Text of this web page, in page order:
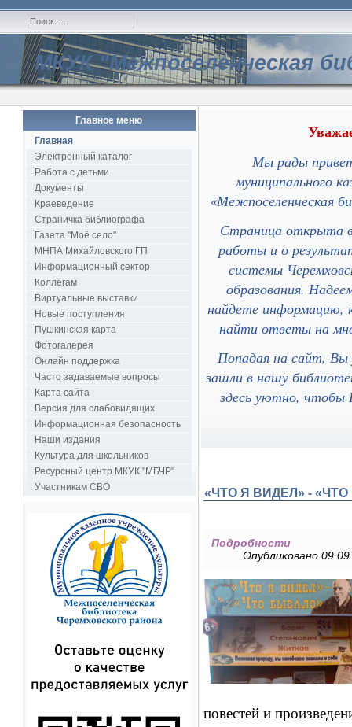
МКУК "Межпоселенческая
Главное меню
Главная
Электронный каталог
Работа с детьми
Документы
Краеведение
Страничка библиографа
Газета "Моё село"
МНПА Михайловского ГП
Информационный сектор
Коллегам
Виртуальные выставки
Новые поступления
Пушкинская карта
Фотогалерея
Онлайн поддержка
Часто задаваемые вопросы
Карта сайта
Версия для слабовидящих
Информационная безопасность
Наши издания
Культура для школьников
Ресурсный центр МКУК "МБЧР"
Участникам СВО
Мы рады
муниципального
«Межпоселенческая
Страница открыта в
работы и о
системы
образования.
найдете информацию,
найти ответы на
Попадая на сайт,
зашли в нашу
здесь уютно, чтобы
«ЧТО Я ВИДЕЛ» -
Подробности
Опубликовано
повестей и